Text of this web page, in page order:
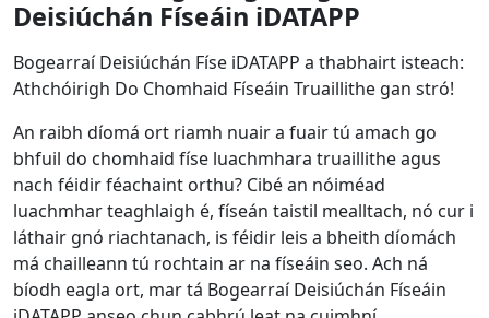
Deisiúchán Físeáin iDATAPP
Bogearraí Deisiúchán Físe iDATAPP a thabhairt isteach:
Athchóirigh Do Chomhaid Físeáin Truaillithe gan stró!
An raibh díomá ort riamh nuair a fuair tú amach go
bhfuil do chomhaid físe luachmhara truaillithe agus
nach féidir féachaint orthu? Cibé an nóiméad
luachmhar teaghlaigh é, físeán taistil mealltach, nó cur i
láthair gnó riachtanach, is féidir leis a bheith díomách
má chailleann tú rochtain ar na físeáin seo. Ach ná
bíodh eagla ort, mar tá Bogearraí Deisiúchán Físeáin